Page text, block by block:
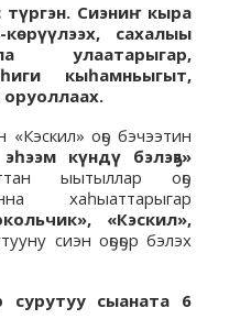
түргэн. Сиэниҥ кыра
сахалыы
улаатарыгар,
кыһамньыгыт,
оруоллаах.
оҕо бэчээтин
күндү бэлэҕэ»
ыытыллар оҕо
хаһыаттарыгар
«Кэскил»,
сиэн оҕоҕор бэлэх
сурутуу сыаната 6